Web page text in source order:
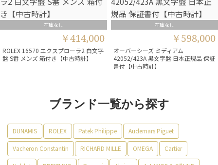
在庫なし
￥414,000
ROLEX 16570 エクスプローラ2 白文字
盤 S番 メンズ 箱付き【中古時計】
在庫なし
￥598,000
オーバーシーズ ミディアム
42052/423A 黒文字盤 日本正規品 保証
書付【中古時計】
ブランド一覧から探す
DUNAMIS ROLEX Patek Philippe Audemars Piguet
Vacheron Constantin RICHARD MILLE OMEGA Cartier